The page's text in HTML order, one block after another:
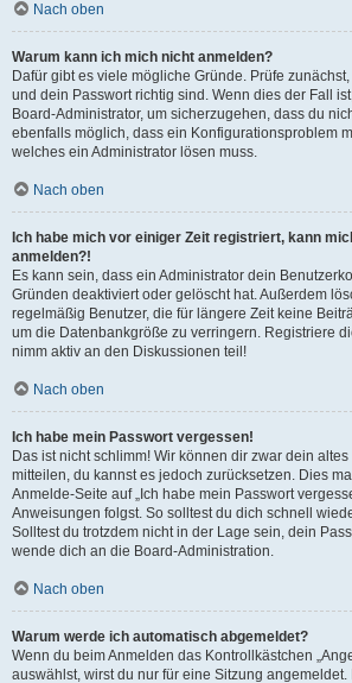
Nach oben
Warum kann ich mich nicht anmelden?
Dafür gibt es viele mögliche Gründe. Prüfe
und dein Passwort richtig sind. Wenn dies der Fall
Board-Administrator, um sicherzugehen, dass du
ebenfalls möglich, dass ein Konfigurationsproblem
welches ein Administrator lösen muss.
Nach oben
Ich habe mich vor einiger Zeit registriert, kann
anmelden?!
Es kann sein, dass ein Administrator dein
Gründen deaktiviert oder gelöscht hat. Außerdem
regelmäßig Benutzer, die für längere Zeit keine
um die Datenbankgröße zu verringern. Registriere
nimm aktiv an den Diskussionen teil!
Nach oben
Ich habe mein Passwort vergessen!
Das ist nicht schlimm! Wir können dir zwar dein
mitteilen, du kannst es jedoch zurücksetzen. Dies
Anmelde-Seite auf „Ich habe mein Passwort
Anweisungen folgst. So solltest du dich schnell
Solltest du trotzdem nicht in der Lage sein, dein
wende dich an die Board-Administration.
Nach oben
Warum werde ich automatisch abgemeldet?
Wenn du beim Anmelden das Kontrollkästchen
auswählst, wirst du nur für eine Sitzung